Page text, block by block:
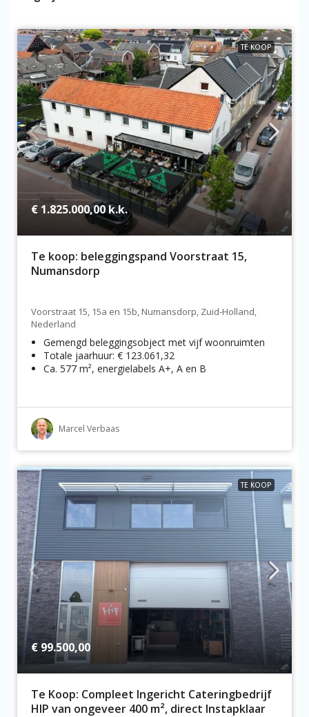
TE KOOP
€ 1.825.000,00k.k.
Te koop: beleggingspand Voorstraat 15,
Numansdorp
Voorstraat 15, 15a en 15b, Numansdorp, Zuid-Holland,
Nederland
Gemengd beleggingsobject met vijf woonruimten
Totale jaarhuur: € 123.061,32
Ca. 577 m², energielabels A+, A en B
Marcel Verbaas
TE KOOP
€ 99.500,00
Te Koop: Compleet Ingericht Cateringbedrijf
HIP van ongeveer 400 m², direct Instapklaar